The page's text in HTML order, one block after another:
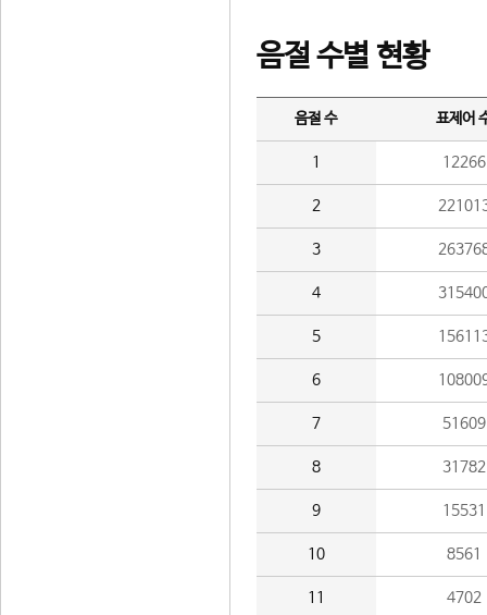
음절 수별 현황
음절 수 표제어
1 12266
2
3
4
5
6
7 51609
8 31782
9 15531
10 8561
11 4702